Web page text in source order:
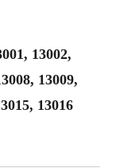
13002,
13009,
13016